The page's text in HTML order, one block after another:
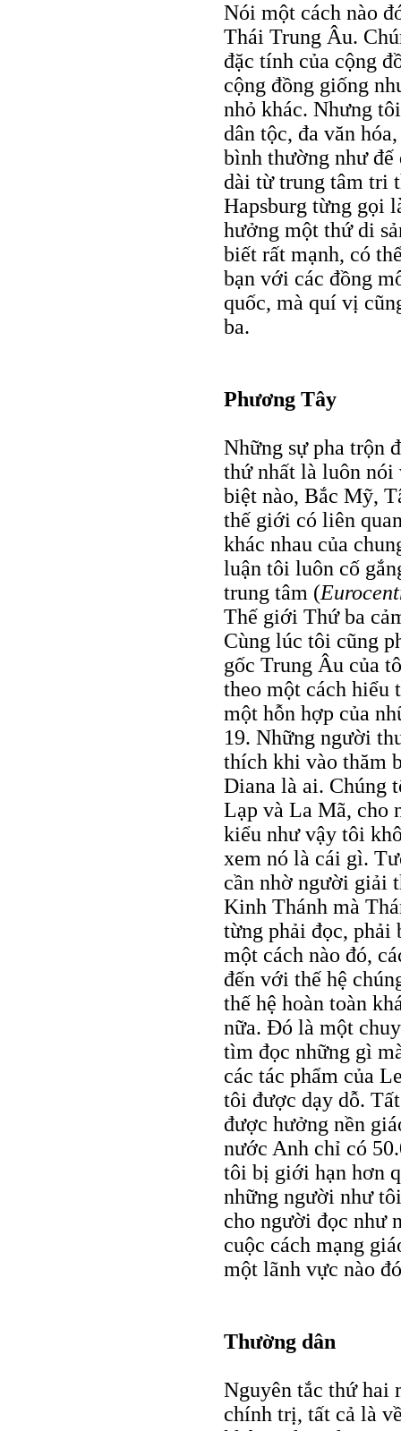
Nói một cách nào
Thái Trung Âu.
đặc tính của cộng
cộng đồng giống
nhỏ khác. Nhưng
dân tộc, đa văn
bình thường như đế
dài từ trung tâm tri
Hapsburg từng gọi
hưởng một thứ di
biết rất mạnh, có
bạn với các đồng
quốc, mà quí vị
ba.
Phương Tây
Những sự pha trộn
thứ nhất là luôn nói
biệt nào, Bắc Mỹ,
thế giới có liên
khác nhau của
luận tôi luôn cố
trung tâm (
Thế giới Thứ ba
Cùng lúc tôi cũng
gốc Trung Âu của
theo một cách hiểu
một hỗn hợp của
19. Những người
thích khi vào thăm
Diana là ai. Chúng
Lạp và La Mã, cho
kiểu như vậy tôi
xem nó là cái gì.
cần nhờ người giải
Kinh Thánh mà
từng phải đọc, phải
một cách nào đó,
đến với thế hệ
thế hệ hoàn toàn
nữa. Đó là một
tìm đọc những gì
các tác phẩm của
tôi được dạy dỗ.
được hưởng nền
nước Anh chỉ có
tôi bị giới hạn hơn
những người như
cho người đọc như
cuộc cách mạng
một lãnh vực nào
Thường dân
Nguyên tắc thứ hai
chính trị, tất cả là